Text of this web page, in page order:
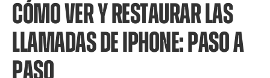
CÓMO VER Y RESTAURAR LAS
LLAMADAS DE IPHONE: PASO A
PASO